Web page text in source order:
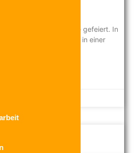
Schultag vor den
der Regenbogenschule gefeiert. In
ViertklässlerInnen in einer